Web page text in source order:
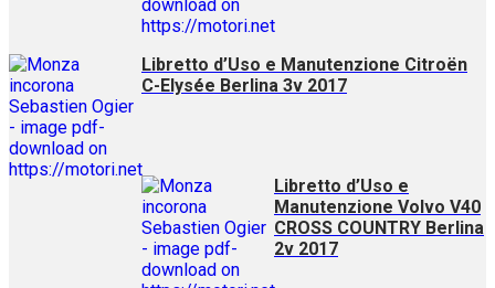
Libretto d’Uso e Manutenzione Citroën
C-Elysée Berlina 3v 2017
Libretto d’Uso e
Manutenzione Volvo V40
CROSS COUNTRY Berlina
2v 2017